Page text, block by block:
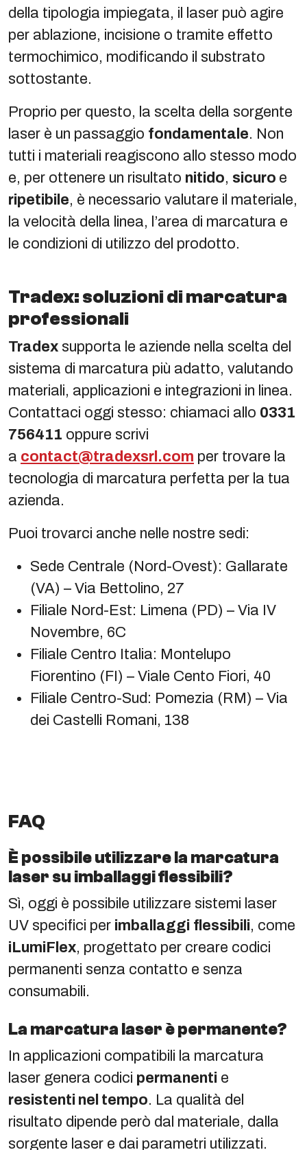
della tipologia impiegata, il laser può agire
per ablazione, incisione o tramite effetto
termochimico, modificando il substrato
sottostante.
Proprio per questo, la scelta della sorgente
laser è un passaggio fondamentale. Non
tutti i materiali reagiscono allo stesso modo
e, per ottenere un risultato nitido, sicuro e
ripetibile, è necessario valutare il materiale,
la velocità della linea, l’area di marcatura e
le condizioni di utilizzo del prodotto.
Tradex: soluzioni di marcatura
professionali
Tradex supporta le aziende nella scelta del
sistema di marcatura più adatto, valutando
materiali, applicazioni e integrazioni in linea.
Contattaci oggi stesso: chiamaci allo 0331
756411 oppure scrivi
a contact@tradexsrl.com per trovare la
tecnologia di marcatura perfetta per la tua
azienda.
Puoi trovarci anche nelle nostre sedi:
Sede Centrale (Nord-Ovest): Gallarate
(VA) – Via Bettolino, 27
Filiale Nord-Est: Limena (PD) – Via IV
Novembre, 6C
Filiale Centro Italia: Montelupo
Fiorentino (FI) – Viale Cento Fiori, 40
Filiale Centro-Sud: Pomezia (RM) – Via
dei Castelli Romani, 138
FAQ
È possibile utilizzare la marcatura
laser su imballaggi flessibili?
Sì, oggi è possibile utilizzare sistemi laser
UV specifici per imballaggi flessibili, come
iLumiFlex, progettato per creare codici
permanenti senza contatto e senza
consumabili.
La marcatura laser è permanente?
In applicazioni compatibili la marcatura
laser genera codici permanenti e
resistenti nel tempo. La qualità del
risultato dipende però dal materiale, dalla
sorgente laser e dai parametri utilizzati.